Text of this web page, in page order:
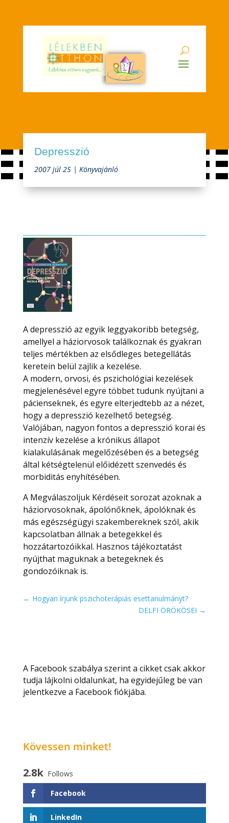
Depresszió
2007 júl 25 |Könyvajánló
A depresszió az egyik leggyakoribb betegség,
amellyel a háziorvosok találkoznak és gyakran
teljes mértékben az elsődleges betegellátás
keretein belül zajlik a kezelése.
A modern, orvosi, és pszichológiai kezelések
megjelenésével egyre többet tudunk nyújtani a
pácienseknek, és egyre elterjedtebb az a nézet,
hogy a depresszió kezelhető betegség.
Valójában, nagyon fontos a depresszió korai és
intenzív kezelése a krónikus állapot
kialakulásának megelőzésében és a betegség
által kétségtelenül előidézett szenvedés és
morbiditás enyhítésében.
A Megválaszoljuk Kérdéseit sorozat azoknak a
háziorvosoknak, ápolónőknek, ápolóknak és
más egészségügyi szakembereknek szól, akik
kapcsolatban állnak a betegekkel és
hozzátartozóikkal. Hasznos tájékoztatást
nyújthat maguknak a betegeknek és
gondozóiknak is.
← Hogyan írjunk pszichoterápiás esettanulmányt?
DELFI ÖRÖKÖSEI →
A Facebook szabálya szerint a cikket csak akkor
tudja lájkolni oldalunkat, ha egyidejűleg be van
jelentkezve a Facebook fiókjába.
Kövessen minket!
2.8k Follows
Facebook
LinkedIn